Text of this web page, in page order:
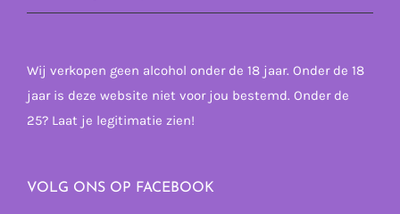
Wij verkopen geen alcohol onder de 18 jaar. Onder de 18
jaar is deze website niet voor jou bestemd. Onder de
25? Laat je legitimatie zien!
VOLG ONS OP FACEBOOK